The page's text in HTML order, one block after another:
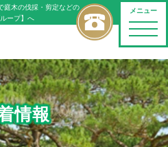
メニュー
toggle
庭木の伐採・剪定などの
ープ】へ
情報